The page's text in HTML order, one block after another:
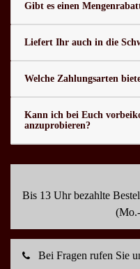
Gibt es einen
Liefert Ihr auch in die
Welche Zahlungsarten
Kann ich bei Euch
anzuprobieren?
Bis 13 Uhr bezahlte
Bei Fragen rufen Sie